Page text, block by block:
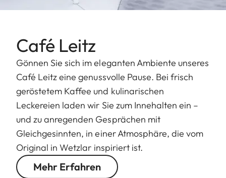
Café Leitz
Gönnen Sie sich im eleganten Ambiente unseres
Café Leitz eine genussvolle Pause. Bei frisch
geröstetem Kaffee und kulinarischen
Leckereien laden wir Sie zum Innehalten ein –
und zu anregenden Gesprächen mit
Gleichgesinnten, in einer Atmosphäre, die vom
Original in Wetzlar inspiriert ist.
Mehr Erfahren